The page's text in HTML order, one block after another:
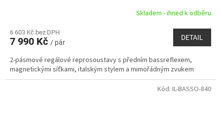
R
M
A
Skladem - ihned k odběru
6 603 Kč bez DPH
7 990 Kč / pár
DETAIL
2-pásmové regálové reprosoustavy s předním bassreflexem,
magnetickými síťkami, italským stylem a mimořádným zvukem
Kód: IL-BASSO-840